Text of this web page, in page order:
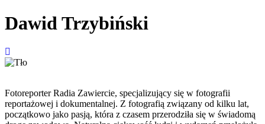
Dawid Trzybiński
Fotoreporter Radia Zawiercie, specjalizujący się w fotografii
reportażowej i dokumentalnej. Z fotografią związany od kilku lat,
początkowo jako pasją, która z czasem przerodziła się w świadomą